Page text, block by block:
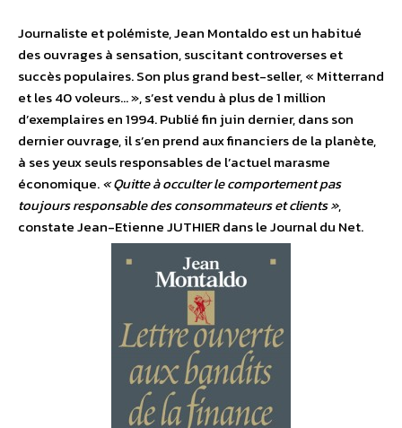
Journaliste et polémiste, Jean Montaldo est un habitué
des ouvrages à sensation, suscitant controverses et
succès populaires. Son plus grand best-seller, « Mitterrand
et les 40 voleurs… », s’est vendu à plus de 1 million
d’exemplaires en 1994. Publié fin juin dernier, dans son
dernier ouvrage, il s’en prend aux financiers de la planète,
à ses yeux seuls responsables de l’actuel marasme
économique.« Quitte à occulter le comportement pas
toujours responsable des consommateurs et clients »,
constate Jean-Etienne JUTHIER dans le Journal du Net.